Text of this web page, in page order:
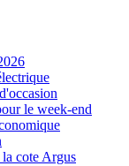
le week-end
cote Argus